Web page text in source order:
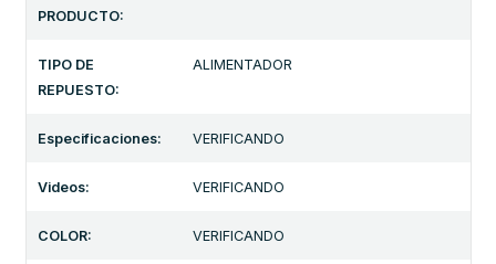
PRODUCTO:
TIPO DE
REPUESTO:
ALIMENTADOR
Especificaciones: VERIFICANDO
Videos: VERIFICANDO
COLOR: VERIFICANDO